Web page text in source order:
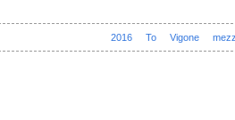
2016 To Vigone